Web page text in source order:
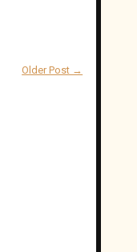
Older Post →